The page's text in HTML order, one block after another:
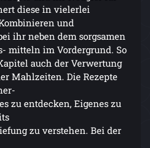
diese in vielerlei
und
ihr neben dem sorgsamen
mitteln im Vordergrund. So
auch der Verwertung
Mahlzeiten. Die Rezepte
zu entdecken, Eigenes zu
zu verstehen. Bei der